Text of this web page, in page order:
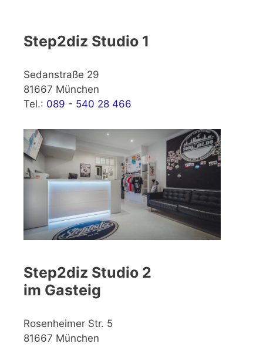
Step2diz Studio 1
Sedanstraße 29
81667 München
Tel.: 089 - 540 28 466
Step2diz Studio 2
im Gasteig
Rosenheimer Str. 5
81667 München